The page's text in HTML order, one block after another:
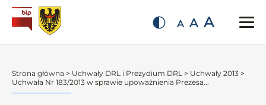
A A A
Strona główna > Uchwały DRL i Prezydium DRL > Uchwały 2013 >
Uchwała Nr 183/2013 w sprawie upoważnienia Prezesa...